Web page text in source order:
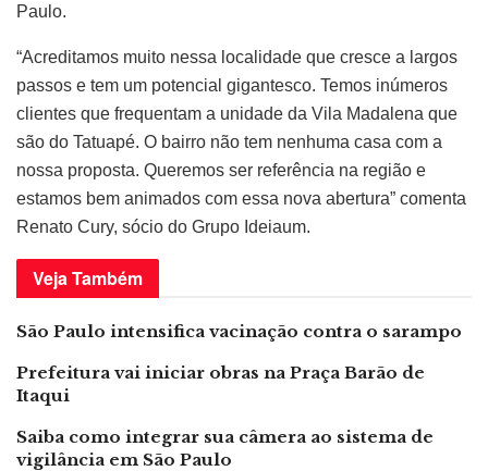
Paulo.
“Acreditamos muito nessa localidade que cresce a largos
passos e tem um potencial gigantesco. Temos inúmeros
clientes que frequentam a unidade da Vila Madalena que
são do Tatuapé. O bairro não tem nenhuma casa com a
nossa proposta. Queremos ser referência na região e
estamos bem animados com essa nova abertura” comenta
Renato Cury, sócio do Grupo Ideiaum.
Veja Também
São Paulo intensifica vacinação contra o sarampo
Prefeitura vai iniciar obras na Praça Barão de
Itaqui
Saiba como integrar sua câmera ao sistema de
vigilância em São Paulo